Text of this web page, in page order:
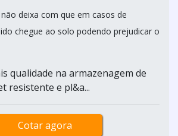
deixa com que em casos de
chegue ao solo podendo prejudicar o
qualidade na armazenagem de
resistente e pl&a...
Cotar agora